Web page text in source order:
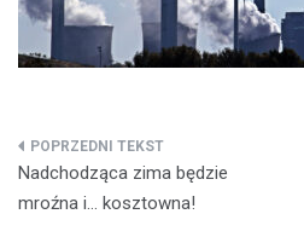
Nawigacja
wpisu
Nadchodząca zima będzie
mroźna i… kosztowna!